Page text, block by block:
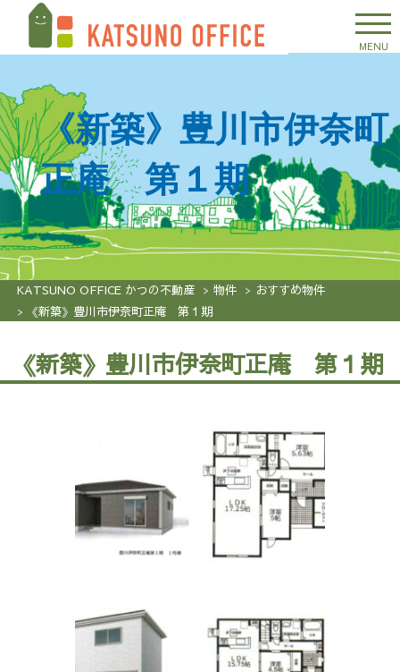
MENU
《新築》豊川市伊奈町
正庵 第１期
KATSUNO OFFICE かつの不動産 物件
おすすめ物件
《新築》豊川市伊奈町正庵 第１期
《新築》豊川市伊奈町正庵 第１期